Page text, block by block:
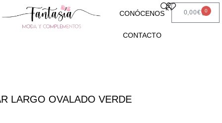
CONÓCENOS
CONTACTO
0,00€ 0
LARGO OVALADO VERDE